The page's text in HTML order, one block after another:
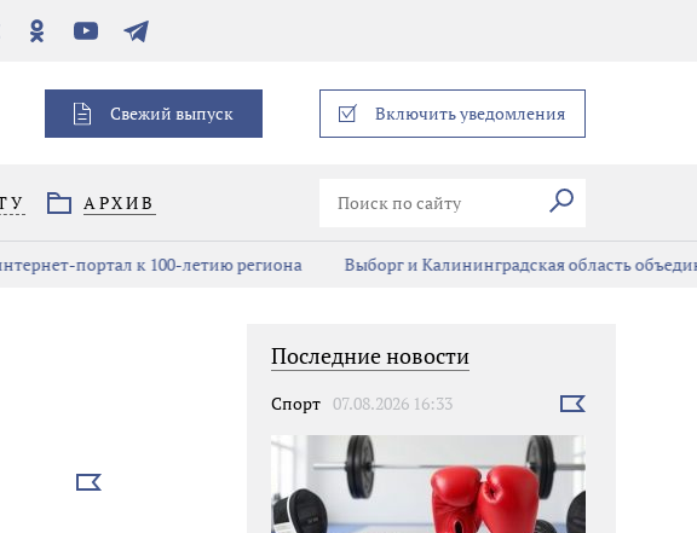
Одноклассники
YouTubeТелеграм
Свежий выпуск Включить уведомления
АРХИВ Искать
портал к 100-летию региона Выборг и Калининградская область
Выбрать
Последние новости
Спорт 07.08.2026 16:33
Выбрать